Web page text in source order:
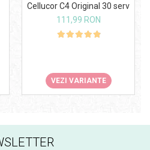
Cellucor C4 Original 30 serv
111,99 RON
VEZI VARIANTE